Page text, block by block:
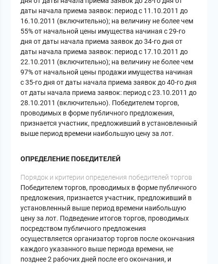
даты начала приема заявок: период с 11.10.2011 до
16.10.2011 (включительно); на величину не более чем
55% от начальной цены имущества начиная с 29-го
дня от даты начала приема заявок до 34-го дня от
даты начала приема заявок: период с 17.10.2011 до
22.10.2011 (включительно); на величину не более чем
97% от начальной цены продажи имущества начиная
с 35-го дня от даты начала приема заявок до 40-го дня
от даты начала приема заявок: период с 23.10.2011 до
28.10.2011 (включительно). Победителем торгов,
проводимых в форме публичного предложения,
признается участник, предложивший в установленный
выше период времени наибольшую цену за лот.
ОПРЕДЕЛЕНИЕ ПОБЕДИТЕЛЕЙ
Порядок и критерии определения победителей торгов
Победителем торгов, проводимых в форме публичного
предложения, признается участник, предложивший в
установленный выше период времени наибольшую
цену за лот. Подведение итогов торгов, проводимых
посредством публичного предложения
осуществляется организатор торгов после окончания
каждого указанного выше периода времени, не
позднее 2 рабочих дней после его окончания, и